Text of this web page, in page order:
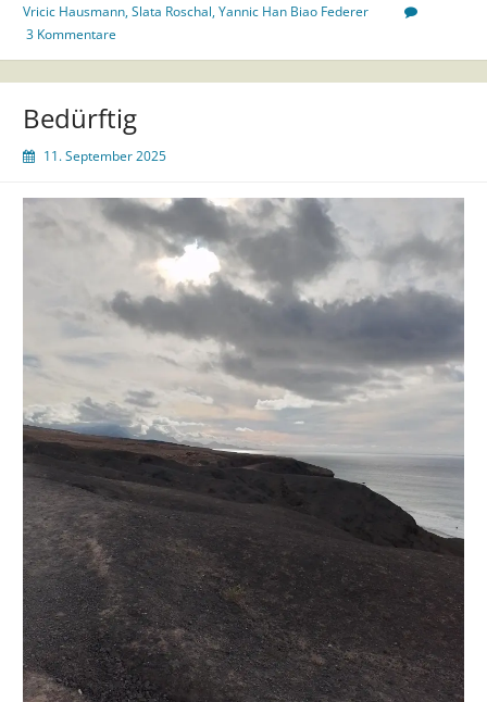
Vricic Hausmann,Slata Roschal,Yannic Han Biao Federer
3 Kommentare
Bedürftig
11. September 2025